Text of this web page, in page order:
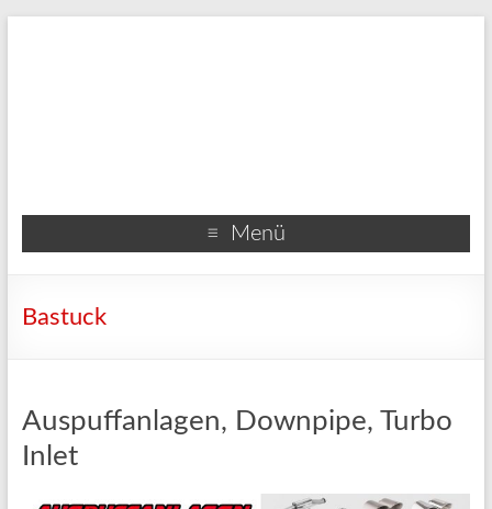
Menü
Bastuck
Auspuffanlagen, Downpipe, Turbo
Inlet